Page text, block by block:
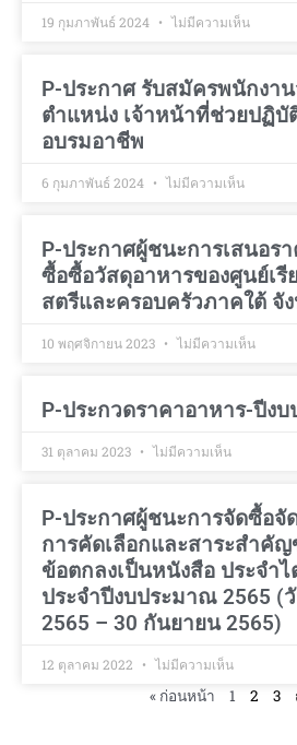
19 กุมภาพันธ์ 2024 ไม่มีความเห็น
P-ประกาศ รับสมัครพนักงา
ตำแหน่ง เจ้าหน้าที่ช่วยปฏิบั
อบรมอาชีพ
6 กุมภาพันธ์ 2024 ไม่มีความเห็น
P-ประกาศผู้ชนะการเสนอร
ซื้อซื้อวัสดุอาหารของศูนย์เ
สตรีและครอบครัวภาคใต้ จั
10 พฤศจิกายน 2023 ไม่มีความเห็น
P-ประกวดราคาอาหาร-ปีง
31 ตุลาคม 2023 ไม่มีความเห็น
P-ประกาศผู้ชนะการจัดซื้อจั
การคัดเลือกและสาระสำคั
ข้อตกลงเป็นหนังสือ ประจำ
ประจำปีงบประมาณ 2565 (
2565 – 30 กันยายน 2565)
12 ตุลาคม 2022 ไม่มีความเห็น
« ก่อนหน้า 1 2 3